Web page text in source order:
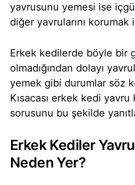
yavrusunu yemesi ise
diğer yavrularını korumak
Erkek kedilerde böyle bir
olmadığından dolayı
yemek gibi durumlar söz
Kısacası erkek kedi
sorusunu bu şekilde
Erkek Kediler
Neden Yer?